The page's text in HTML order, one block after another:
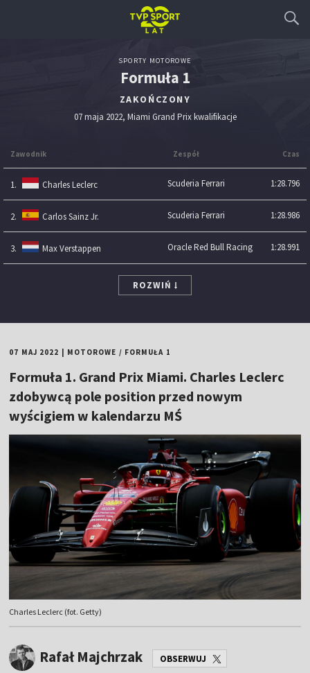
SPORTY MOTOROWE
Formuła 1
ZAKOŃCZONY
07 maja 2022, Miami Grand Prix kwalifikacje
Zawodnik Zespół Czas
1. Charles Leclerc Scuderia Ferrari 1:28.796
2. Carlos Sainz Jr. Scuderia Ferrari 1:28.986
3. Max Verstappen Oracle Red Bull Racing 1:28.991
ROZWIŃ
07 MAJ 2022 MOTOROWE / FORMUŁA 1
Formuła 1. Grand Prix Miami. Charles Leclerc
zdobywcą pole position przed nowym
wyścigiem w kalendarzu MŚ
Charles Leclerc (fot. Getty)
Rafał Majchrzak OBSERWUJ